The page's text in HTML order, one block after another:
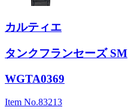
カルティエ
タンクフランセーズ SM
WGTA0369
Item No.83213